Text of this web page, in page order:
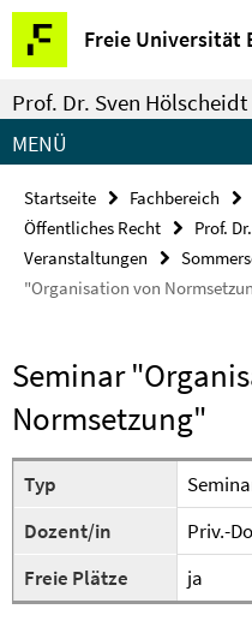
Springe
direkt
zu
Inhalt
Freie Universität
Service-
Navigation
Prof. Dr. Sven Hölscheidt
MENÜ
Startseite Fachbereich
Öffentliches Recht
Prof.
Veranstaltungen
"Organisation von
Seminar
Normsetzung"
Typ
Dozent/in
Priv.-
Freie Plätze
ja